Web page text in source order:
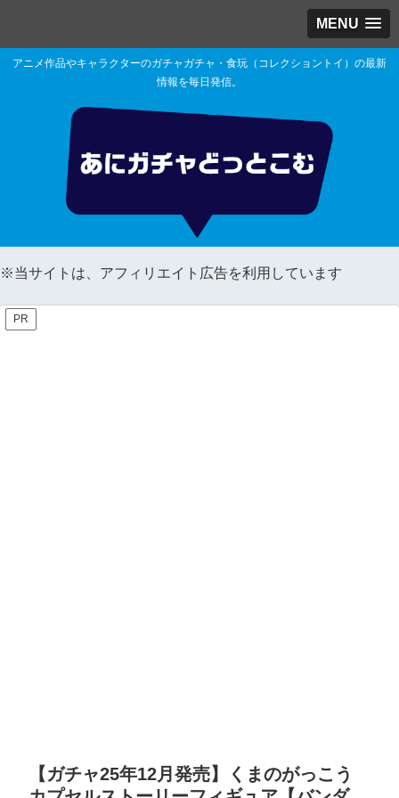
MENU
アニメ作品やキャラクターのガチャガチャ・食玩（コレクショントイ）の最新
情報を毎日発信。
※当サイトは、アフィリエイト広告を利用しています
PR
【ガチャ25年12月発売】くまのがっこう